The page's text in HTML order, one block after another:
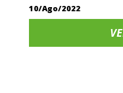
10/Ago/2022